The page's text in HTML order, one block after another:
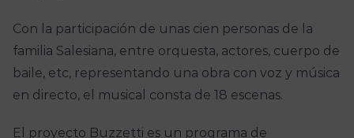
Con la participación de unas cien personas de la
familia Salesiana, entre orquesta, actores, cuerpo de
baile, etc, representando una obra con voz y música
en directo, el musical consta de 18 escenas.
El proyecto Buzzetti es un programa de